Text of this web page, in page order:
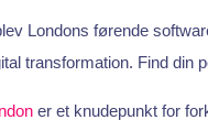
Londons førende
transformation. Find din
er et knudepunkt for